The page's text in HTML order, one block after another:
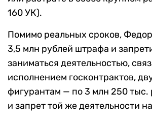
160 УК).
Помимо реальных сроков,
3,5 млн рублей штрафа и
заниматься деятельностью,
исполнением госконтрактов,
фигурантам — по 3 млн 250 тыс.
и запрет той же деятельности